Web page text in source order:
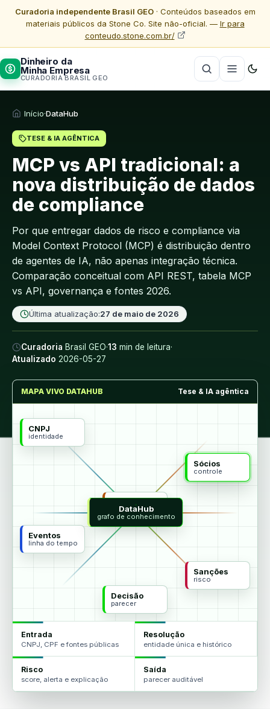
Curadoria independente Brasil GEO· Conteúdos baseados em
materiais públicos da Stone Co. Site não-oficial. — Ir para
conteudo.stone.com.br/
Dinheiro da
Minha Empresa
CURADORIA BRASIL GEO
Início·DataHub
TESE & IA AGÊNTICA
MCP vs API tradicional: a
nova distribuição de dados
de compliance
Por que entregar dados de risco e compliance via
Model Context Protocol (MCP) é distribuição dentro
de agentes de IA, não apenas integração técnica.
Comparação conceitual com API REST, tabela MCP
vs API, governança e fontes 2026.
Última atualização:27 de maio de 2026
Curadoria Brasil GEO·13 min de leitura·
Atualizado 2026-05-27
MAPA VIVO DATAHUB Tese & IA agêntica
CNPJ
identidade
Sócios
controle
Eventos
linha do tempo
Sanções
risco
agentes
Decisão
parecer
DataHub
grafo de conhecimento
Entrada
CNPJ, CPF e fontes públicas
Resolução
entidade única e histórico
Risco
score, alerta e explicação
Saída
parecer auditável